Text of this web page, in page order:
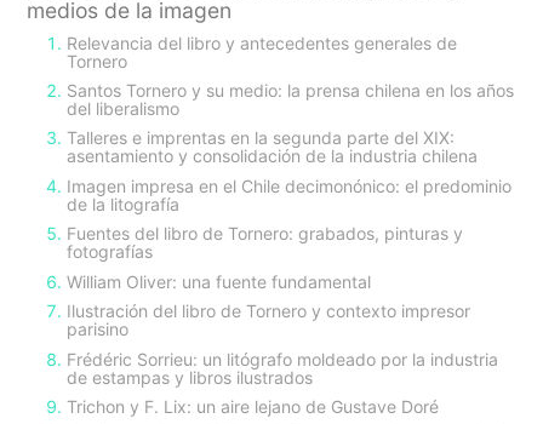
medios de la imagen
Relevancia del libro y antecedentes generales de
Tornero
Santos Tornero y su medio: la prensa chilena en los años
del liberalismo
Talleres e imprentas en la segunda parte del XIX:
asentamiento y consolidación de la industria chilena
Imagen impresa en el Chile decimonónico: el predominio
de la litografía
Fuentes del libro de Tornero: grabados, pinturas y
fotografías
William Oliver: una fuente fundamental
Ilustración del libro de Tornero y contexto impresor
parisino
Frédéric Sorrieu: un litógrafo moldeado por la industria
de estampas y libros ilustrados
Trichon y F. Lix: un aire lejano de Gustave Doré